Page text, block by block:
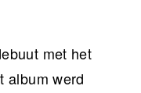
met het
album werd